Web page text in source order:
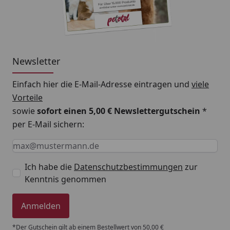
Newsletter
Einfach hier die E-Mail-Adresse eintragen und viele
Vorteile
sowiesofort einen 5,00 € Newslettergutschein *
per E-Mail sichern:
Keine Eingabe erforderlich
Eingabe erforderlich
E-Mail *
Ich habe die Datenschutzbestimmungen zur
Kenntnis genommen
Anmelden
*Der Gutschein gilt ab einem Bestellwert von 50,00 €